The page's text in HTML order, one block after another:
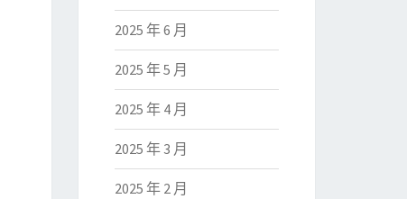
2025 年 6 月
2025 年 5 月
2025 年 4 月
2025 年 3 月
2025 年 2 月